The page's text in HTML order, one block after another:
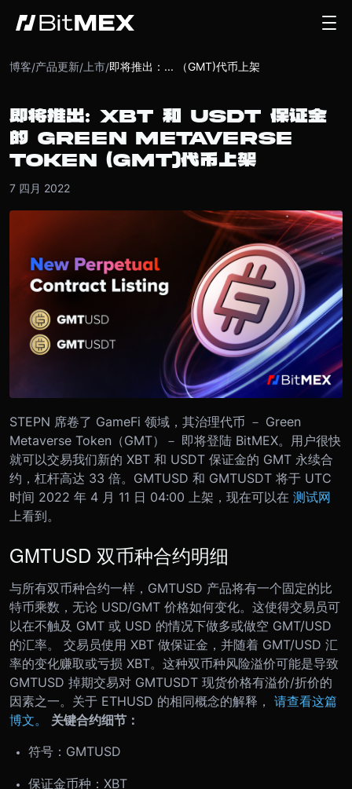
博客/产品更新/ 上市/即将推出：... （GMT)代币上架
即将推出： XBT 和 USDT 保证金
的 GREEN METAVERSE
TOKEN （GMT)代币上架
7 四月 2022
STEPN 席卷了 GameFi 领域，其治理代币 － Green
Metaverse Token（GMT）－ 即将登陆 BitMEX。 用户很快
就可以交易我们新的 XBT 和 USDT 保证金的 GMT 永续合
约，杠杆高达 33 倍。 GMTUSD 和 GMTUSDT 将于 UTC
时间 2022 年 4 月 11 日 04:00 上架，现在可以在 测试网
上看到。
GMTUSD 双币种合约明细
与所有双币种合约一样，GMTUSD 产品将有一个固定的比
特币乘数，无论 USD/GMT 价格如何变化。这使得交易员可
以在不触及 GMT 或 USD 的情况下做多或做空 GMT/USD
的汇率。 交易员使用 XBT 做保证金，并随着 GMT/USD 汇
率的变化赚取或亏损 XBT。这种双币种风险溢价可能是导致
GMTUSD 掉期交易对 GMTUSDT 现货价格有溢价/折价的
因素之一。关于 ETHUSD 的相同概念的解释， 请查看这篇
博文。
关键合约细节：
符号：GMTUSD
保证金币种：XBT